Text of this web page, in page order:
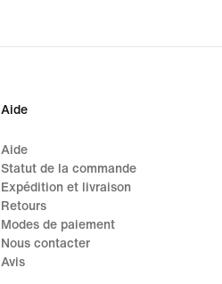
Aide
Aide
Statut de la commande
Expédition et livraison
Retours
Modes de paiement
Nous contacter
Avis